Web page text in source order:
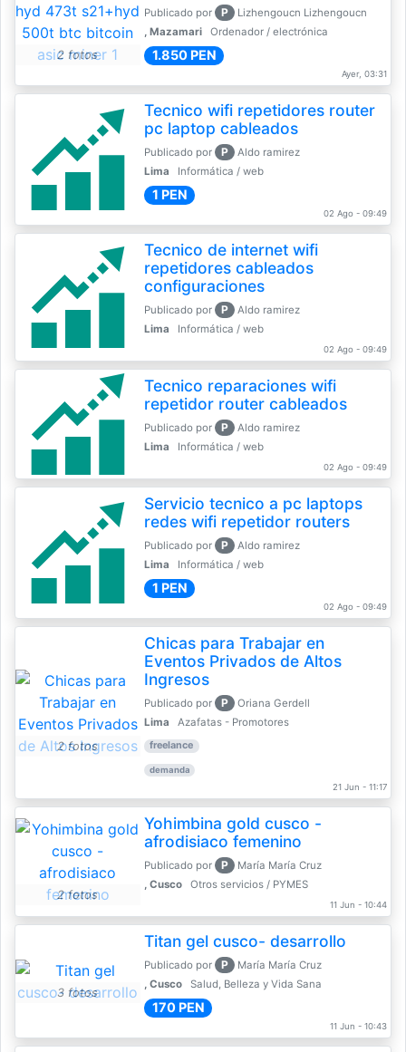
2 fotos
Publicado por P
Lizhengoucn Lizhengoucn
, Mazamari
Ordenador / electrónica
1.850 PEN
Ayer, 03:31
Tecnico wifi repetidores router
pc laptop cableados
Publicado por P
Aldo ramirez
Lima
Informática / web
1 PEN
02 Ago - 09:49
Tecnico de internet wifi
repetidores cableados
configuraciones
Publicado por P
Aldo ramirez
Lima
Informática / web
02 Ago - 09:49
Tecnico reparaciones wifi
repetidor router cableados
Publicado por P
Aldo ramirez
Lima
Informática / web
02 Ago - 09:49
Servicio tecnico a pc laptops
redes wifi repetidor routers
Publicado por P
Aldo ramirez
Lima
Informática / web
1 PEN
02 Ago - 09:49
2 fotos
Chicas para Trabajar en
Eventos Privados de Altos
Ingresos
Publicado por P
Oriana Gerdell
Lima
Azafatas - Promotores
freelance
demanda
21 Jun - 11:17
2 fotos
Yohimbina gold cusco -
afrodisiaco femenino
Publicado por P
María María Cruz
, Cusco
Otros servicios / PYMES
11 Jun - 10:44
3 fotos
Titan gel cusco- desarrollo
Publicado por P
María María Cruz
, Cusco
Salud, Belleza y Vida Sana
170 PEN
11 Jun - 10:43